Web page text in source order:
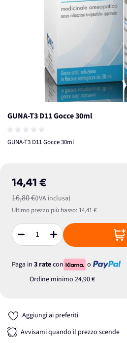
GUNA-T3 D11 Gocce 30ml
GUNA-T3 D11 Gocce 30ml
14,41 €
16,80 €(IVA inclusa)
Ultimo prezzo più basso: 14,41 €
Quantità
Paga in 3 ratecon
o
Ordine minimo 24,90 €
Aggiungi ai preferiti
Avvisami quando il prezzo scende